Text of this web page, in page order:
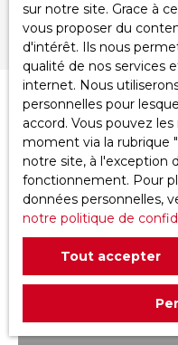
Pertinence
Trier par
sur notre site. Grace à
vous proposer du
d'intérêt. Ils nous
qualité de nos services
internet. Nous
personnelles pour
accord. Vous pouvez
moment via la rubrique
notre site, à l'exception
fonctionnement. Pour
données personnelles,
notre politique de
Tout accepter